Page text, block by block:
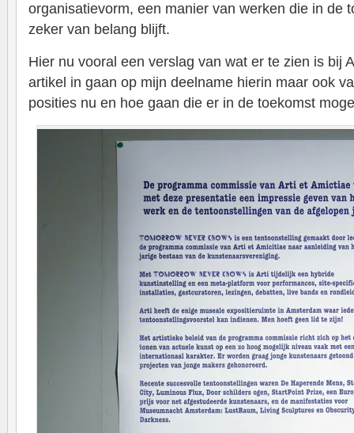
organisatievorm, een manier van werken die in de
zeker van belang blijft.
Hier nu vooral een verslag van wat er te zien is bij
artikel in gaan op mijn deelname hierin maar ook
posities nu en hoe gaan die er in de toekomst